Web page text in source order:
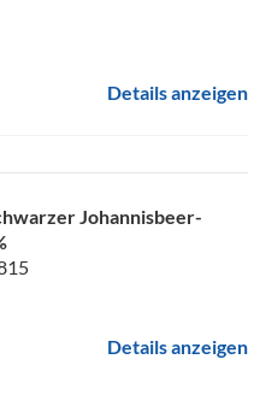
Details anzeigen
Johannisbeer-
Details anzeigen